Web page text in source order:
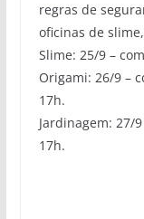
regras de
oficinas de
Slime: 25/9 –
Origami: 26/9 –
17h.
Jardinagem: 27/
17h.